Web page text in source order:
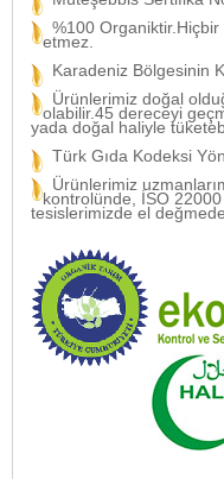
%100 Organiktir.Hiçbir
etmez.
Karadeniz Bölgesinin
Ürünlerimiz doğal
olabilir.45 dereceyi
yada doğal haliyle
Türk Gıda Kodeksi
Ürünlerimiz
kontrolünde, İSO
tesislerimizde el